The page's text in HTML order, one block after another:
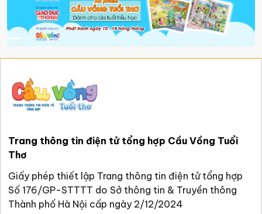
Trang thông tin điện tử tổng hợp Cầu Vồng Tuổi
Thơ
Giấy phép thiết lập Trang thông tin điện tử tổng hợp
Số 176/GP-STTTT do Sở thông tin & Truyền thông
Thành phố Hà Nội cấp ngày 2/12/2024